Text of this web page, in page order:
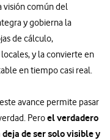
visión común del
y gobierna la
de cálculo,
y la convierte en
en tiempo casi real.
avance permite pasar
Peroel verdadero
de ser solo visible y